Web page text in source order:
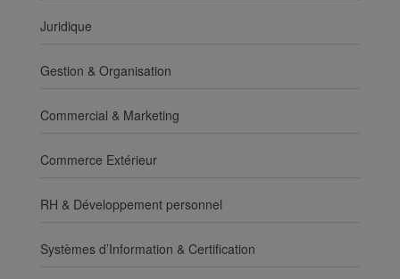
Juridique
Gestion & Organisation
Commercial & Marketing
Commerce Extérieur
RH & Développement personnel
Systèmes d’Information & Certification